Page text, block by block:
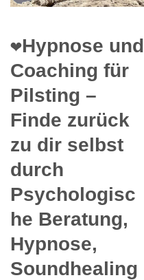
❤️Hypnose und
Coaching für
Pilsting –
Finde zurück
zu dir selbst
durch
Psychologisc
he Beratung,
Hypnose,
Soundhealing